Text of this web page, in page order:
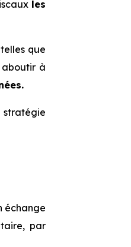
les
que
aboutir à
échange
par